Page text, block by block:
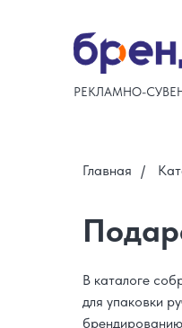
РЕКЛАМНО-
Главная /
В каталоге
для упаковки